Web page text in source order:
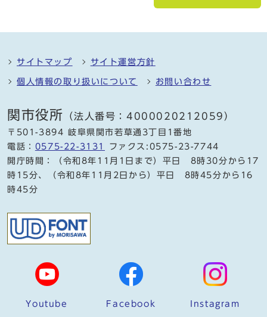
サイトマップ サイト運営方針
個人情報の取り扱いについて お問い合わせ
関市役所 （法人番号：4000020212059）
〒501-3894 岐阜県関市若草通3丁目1番地
電話： 0575-22-3131
ファクス:0575-23-7744
開庁時間：（令和8年11月1日まで）平日 8時30分から17
時15分、（令和8年11月2日から）平日 8時45分から16
時45分
Youtube Facebook Instagram